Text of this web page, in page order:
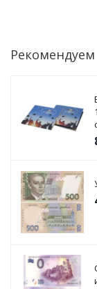
Рекомендуем